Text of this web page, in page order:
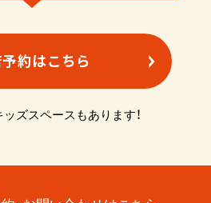
約はこちら
ズスペースもあります！